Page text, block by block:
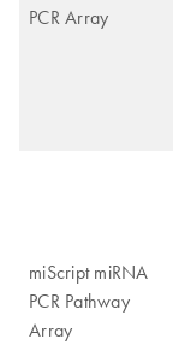
PCR Array
miScript miRNA
PCR Pathway
Array